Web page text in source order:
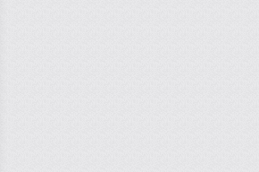
4.1 в Индекса за възприятие на корупцията за